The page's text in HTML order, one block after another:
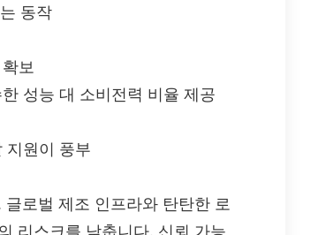
동작
보
성능 대 소비전력 비율 제공
지원이 풍부
로벌 제조 인프라와 탄탄한 로
리스크를 낮춥니다. 신뢰 가능